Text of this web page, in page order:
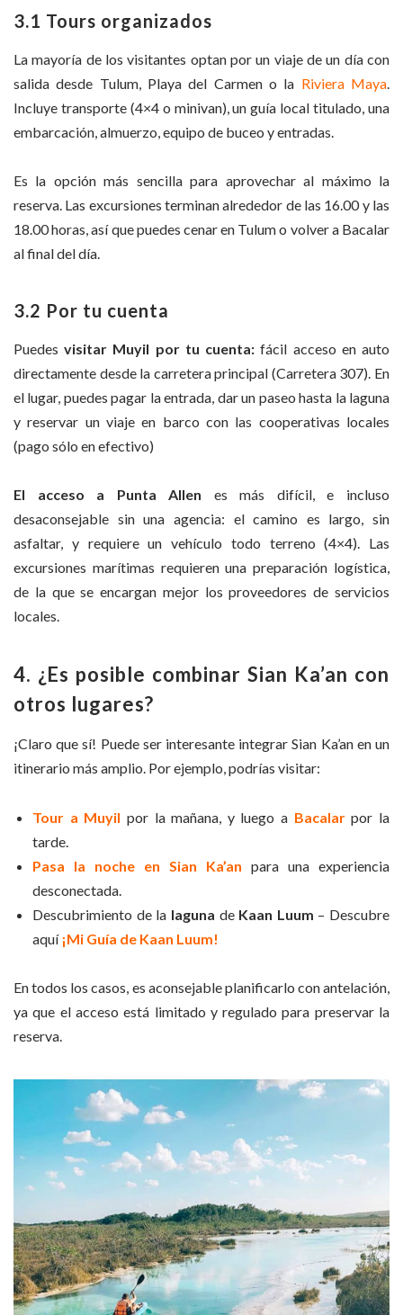
3.1 Tours organizados
La mayoría de los visitantes optan por un viaje de un día con
salida desde Tulum, Playa del Carmen o la Riviera Maya
Incluye transporte (4×4 o minivan), un guía local titulado, una
embarcación, almuerzo, equipo de buceo y entradas.
Es la opción más sencilla para aprovechar al máximo la
reserva. Las excursiones terminan alrededor de las 16.00 y las
18.00 horas, así que puedes cenar en Tulum o volver a Bacalar
al final del día.
3.2 Por tu cuenta
Puedes visitar Muyil por tu cuenta: fácil acceso en auto
directamente desde la carretera principal (Carretera 307). En
el lugar, puedes pagar la entrada, dar un paseo hasta la laguna
y reservar un viaje en barco con las cooperativas locales
(pago sólo en efectivo)
El acceso a Punta Allen es más difícil, e incluso
desaconsejable sin una agencia: el camino es largo, sin
asfaltar, y requiere un vehículo todo terreno (4×4). Las
excursiones marítimas requieren una preparación logística,
de la que se encargan mejor los proveedores de servicios
locales.
4. ¿Es posible combinar Sian Ka’an con
otros lugares?
¡Claro que sí! Puede ser interesante integrar Sian Ka’an en un
itinerario más amplio. Por ejemplo, podrías visitar:
Tour a Muyil por la mañana, y luego a Bacalarpor la
tarde.
Pasa la noche en Sian Ka’an para una experiencia
desconectada.
Descubrimiento de la laguna de Kaan Luum – Descubre
aquí¡Mi Guía de Kaan Luum!
En todos los casos, es aconsejable planificarlo con antelación,
ya que el acceso está limitado y regulado para preservar la
reserva.